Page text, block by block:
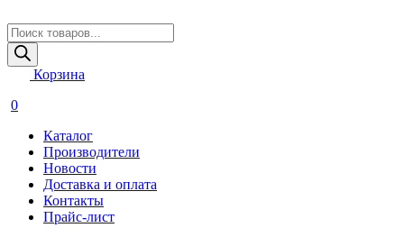
Поиск
товаров
Корзина
0
Каталог
Производители
Новости
Доставка и оплата
Контакты
Прайс-лист